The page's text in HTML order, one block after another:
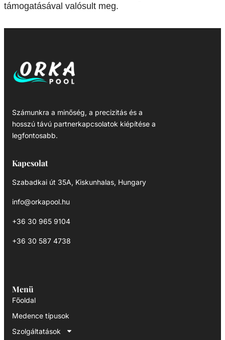
támogatásával valósult meg.
Számunkra a minőség, a precizitás és a
hosszú távú partnerkapcsolatok kiépítése a
legfontosabb.
Kapcsolat
Szabadkai út 35A, Kiskunhalas, Hungary
info@orkapool.hu
+36 30 965 9104
+36 30 587 4738
Menü
Főoldal
Medence típusok
Szolgáltatások